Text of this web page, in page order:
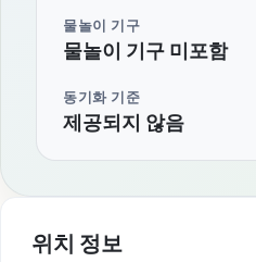
물놀이 기구
물놀이 기구 미포함
동기화 기준
제공되지 않음
위치 정보